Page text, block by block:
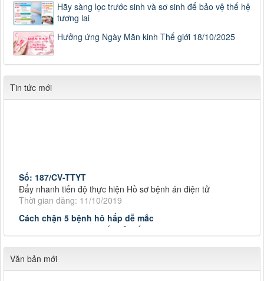
Hãy sàng lọc trước sinh và sơ sinh để bảo vệ thế hệ
tương lai
Hưởng ứng Ngày Mãn kinh Thế giới 18/10/2025
Tin tức mới
Số: 187/CV-TTYT
Đẩy nhanh tiến độ thực hiện Hồ sơ bệnh án điện tử
Thời gian đăng: 11/10/2019
Cách chặn 5 bệnh hô hấp dễ mắc
Cách chặn 5 bệnh hô hấp dễ mắc
Thời gian đăng: 11/10/2019
Tiếp tục tăng cường công tác lãnh, chỉ đạo phòng,
Tiếp tục tăng cường công tác lãnh, chỉ đạo phòng, chống
Văn bản mới